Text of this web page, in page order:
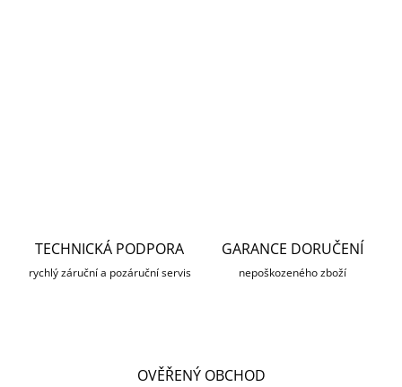
TECHNICKÁ PODPORA
rychlý záruční a pozáruční servis
GARANCE DORUČENÍ
nepoškozeného zboží
OVĚŘENÝ OBCHOD